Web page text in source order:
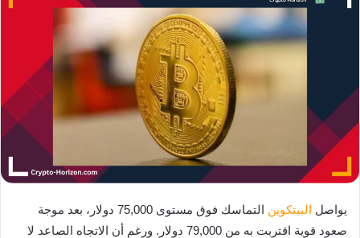
يواصل البيتكوين
التماسك فوق مستوى 75,000 دولار، بعد موجة
صعود قوية اقتربت به من 79,000 دولار. ورغم أن الاتجاه الصاعد لا